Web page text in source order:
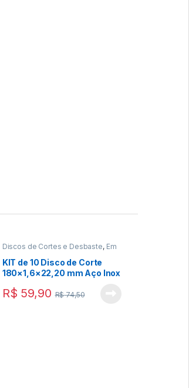
Discos de Cortes e Desbaste, Em
KIT de 10 Disco de Corte
180×1,6×22,20 mm Aço Inox
R$ 59,90 R$74,50